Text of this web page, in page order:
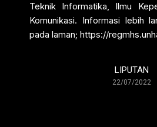
Teknik Informatika, Ilmu
Komunikasi. Informasi lebih
pada laman; https://
LIPUTAN
22/07/2022